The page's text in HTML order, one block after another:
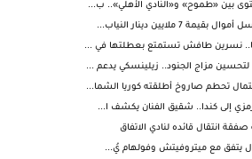
بين «طموح» و«النادي الأهلي».. ب...
7 ملايين دينار النياب...
نسرين طافش تستمتع بعطلتها في ...
مزاج الجنود.. زيلينسكي يدعم ...
تحطم صاروخ أطلقته كوريا الشما...
إلى كندا.. شقيق الفنان يكشف ا...
انتقال قائده لنادي الاتفاق
يتفق مع ميتروفيتش وفولهام يُ...